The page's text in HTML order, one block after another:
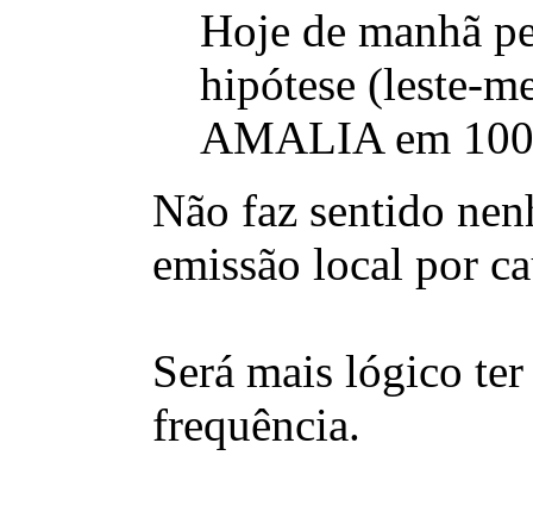
Hoje de manhã
hipótese (leste-
AMALIA em
Não faz sentido
emissão local por
Será mais lógico
frequência.